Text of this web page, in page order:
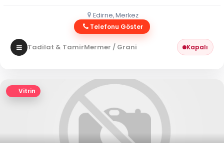
Edirne, Merkez
Telefonu Göster
Tadilat & TamirMermer / Granit Kapalı
Vitrin